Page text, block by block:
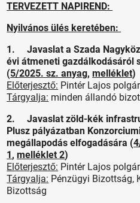
TERVEZETT NAPIREND:
Nyilvános ülés keretében:
1. Javaslat a Szada
évi átmeneti gazdálkodásáról
(5/2025. sz. anyag,melléklet)
Előterjesztő: Pintér Lajos
Tárgyalja: minden állandó
2. Javaslat zöld-kék
Plusz pályázatban
megállapodás elfogadására (
1 ,melléklet 2)
Előterjesztő: Pintér Lajos
Tárgyalja: Pénzügyi Bizottság,
Bizottság